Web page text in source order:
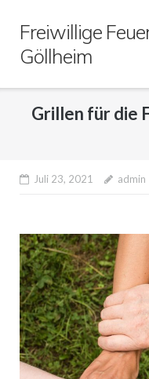
Freiwillige
Göllheim
Grillen für die
Juli 23, 2021 admin